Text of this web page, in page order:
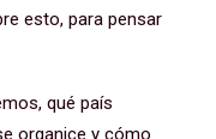
esto, para pensar
qué país
organice y cómo